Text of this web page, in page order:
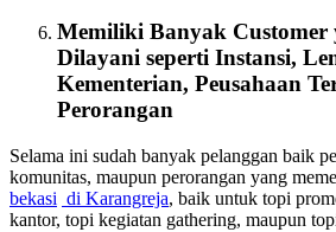
Memiliki Banyak Customer
Dilayani seperti Instansi,
Kementerian, Peusahaan
Perorangan
Selama ini sudah banyak pelanggan baik
komunitas, maupun perorangan yang
bekasi di Karangreja, baik untuk topi
kantor, topi kegiatan gathering, maupun